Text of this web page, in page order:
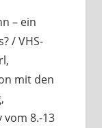
– ein
/ VHS-
mit den
8.-13